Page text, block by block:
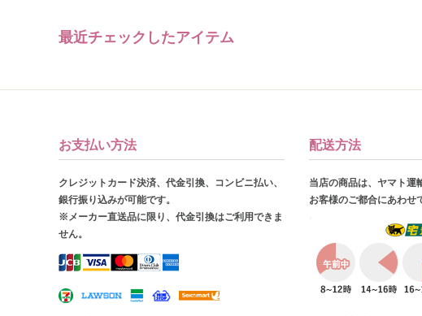
最近チェックしたアイテム
お支払い方法
クレジットカード決済、代金引換、コンビニ払い、
銀行振り込みが可能です。
※メーカー直送品に限り、代金引換はご利用できま
せん。
配送方法
当店の商品は、ヤマト運
お客様のご都合にあわせ